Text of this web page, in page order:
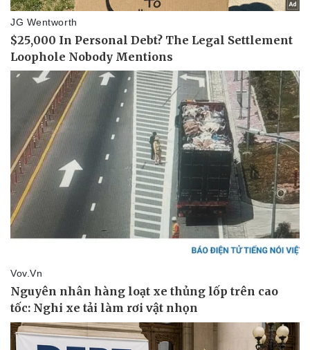
Doanh nghiệp
Thông tin doanh nghiệp
Doanh nghiệp 24h
Doanh nhân
Vì cộng đồng
Sành điệu
Tin Công nghệ
Trải nghiệm
Chuyển đổi số